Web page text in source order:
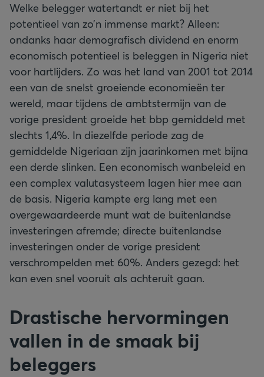
Welke belegger watertandt er niet bij het
potentieel van zo’n immense markt? Alleen:
ondanks haar demografisch dividend en enorm
economisch potentieel is beleggen in Nigeria niet
voor hartlijders. Zo was het land van 2001 tot 2014
een van de snelst groeiende economieën ter
wereld, maar tijdens de ambtstermijn van de
vorige president groeide het bbp gemiddeld met
slechts 1,4%. In diezelfde periode zag de
gemiddelde Nigeriaan zijn jaarinkomen met bijna
een derde slinken. Een economisch wanbeleid en
een complex valutasysteem lagen hier mee aan
de basis. Nigeria kampte erg lang met een
overgewaardeerde munt wat de buitenlandse
investeringen afremde; directe buitenlandse
investeringen onder de vorige president
verschrompelden met 60%. Anders gezegd: het
kan even snel vooruit als achteruit gaan.
Drastische hervormingen
vallen in de smaak bij
beleggers